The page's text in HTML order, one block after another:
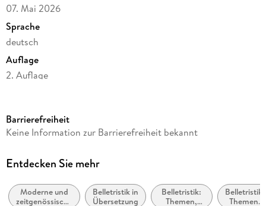
07. Mai 2026
Sprache
deutsch
Auflage
2. Auflage
Autor/Autorin
Übersetzung
Verlag/Hersteller
Barrierefreiheit
Keine Information zur Barrierefreiheit bekannt
Entdecken Sie mehr
Moderne und
zeitgenössische
Belletristik in
Übersetzung
Belletristik:
Themen,
Belletristik:
Themen,